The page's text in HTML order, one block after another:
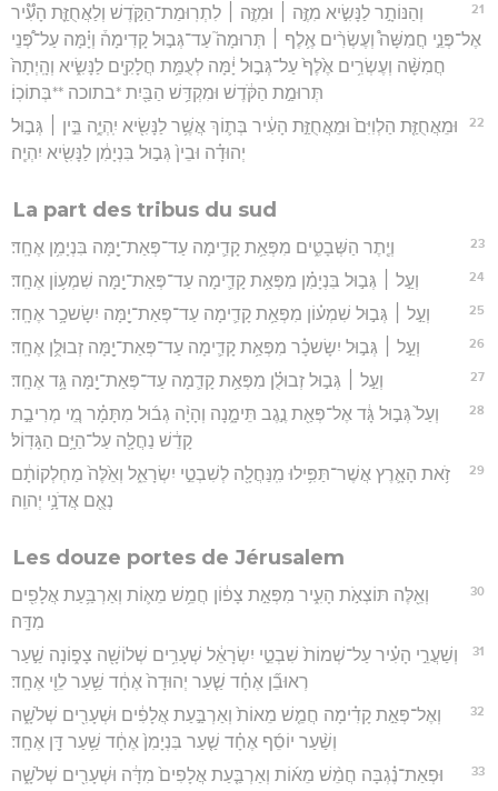
21
וְהַנּוֹתָ֣ר לַנָּשִׂ֣יא מִזֶּ֣ה ׀ וּמִזֶּ֣ה ׀ לִתְרֽוּמַת־הַקֹּ֣דֶשׁ וְלַאֲחֻזַּ֪ת הָעִ֟יר
אֶל־פְּנֵ֣י חֲמִשָּׁה֩ וְעֶשְׂרִ֨ים אֶ֥לֶף ׀ תְּרוּמָה֮ עַד־גְּב֣וּל קָדִימָה֒ וְיָ֗מָּה עַל־פְּ֠נֵי
חֲמִשָּׁ֨ה וְעֶשְׂרִ֥ים אֶ֙לֶף֙ עַל־גְּב֣וּל יָ֔מָּה לְעֻמַּ֥ת חֲלָקִ֖ים לַנָּשִׂ֑יא וְהָֽיְתָה֙
תְּרוּמַ֣ת הַקֹּ֔דֶשׁ וּמִקְדַּ֥שׁ הַבַּ֖יִת *בתוכה **בְּתוֹכֽוֹ׃
22
וּמֵאֲחֻזַּ֤ת הַלְוִיִּם֙ וּמֵאֲחֻזַּ֣ת הָעִ֔יר בְּת֛וֹךְ אֲשֶׁ֥ר לַנָּשִׂ֖יא יִֽהְיֶ֑ה בֵּ֣ין ׀ גְּב֣וּל
יְהוּדָ֗ה וּבֵין֙ גְּב֣וּל בִּנְיָמִ֔ן לַנָּשִׂ֖יא יִהְיֶֽה׃
La part des tribus du sud
23 וְיֶ֖תֶר הַשְּׁבָטִ֑ים מִפְּאַ֥ת קָדִ֛ימָה עַד־פְּאַת־יָ֖מָּה בִּנְיָמִ֥ן אֶחָֽד׃
24 וְעַ֣ל ׀ גְּב֣וּל בִּנְיָמִ֗ן מִפְּאַ֥ת קָדִ֛ימָה עַד־פְּאַת־יָ֖מָּה שִׁמְע֥וֹן אֶחָֽד׃
25 וְעַ֣ל ׀ גְּב֣וּל שִׁמְע֗וֹן מִפְּאַ֥ת קָדִ֛ימָה עַד־פְּאַת־יָ֖מָּה יִשָׂשכָ֥ר אֶחָֽד׃
26 וְעַ֣ל ׀ גְּב֣וּל יִשָׂשכָ֗ר מִפְּאַ֥ת קָדִ֛ימָה עַד־פְּאַת־יָ֖מָּה זְבוּלֻ֥ן אֶחָֽד׃
27 וְעַ֣ל ׀ גְּב֣וּל זְבוּלֻ֗ן מִפְּאַ֥ת קָדִ֛מָה עַד־פְּאַת־יָ֖מָּה גָּ֥ד אֶחָֽד׃
28
וְעַל֙ גְּב֣וּל גָּ֔ד אֶל־פְּאַ֖ת נֶ֣גֶב תֵּימָ֑נָה וְהָיָ֨ה גְב֜וּל מִתָּמָ֗ר מֵ֚י מְרִיבַ֣ת
קָדֵ֔שׁ נַחֲלָ֖ה עַל־הַיָּ֥ם הַגָּדֽוֹל׃
29
זֹ֥את הָאָ֛רֶץ אֲשֶׁר־תַּפִּ֥ילוּ מִֽנַּחֲלָ֖ה לְשִׁבְטֵ֣י יִשְׂרָאֵ֑ל וְאֵ֙לֶּה֙ מַחְלְקוֹתָ֔ם
נְאֻ֖ם אֲדֹנָ֥י יְהוִֽה׃
Les douze portes de Jérusalem
30
וְאֵ֖לֶּה תּוֹצְאֹ֣ת הָעִ֑יר מִפְּאַ֣ת צָפ֔וֹן חֲמֵ֥שׁ מֵא֛וֹת וְאַרְבַּ֥עַת אֲלָפִ֖ים
מִדָּֽה׃
31
וְשַׁעֲרֵ֣י הָעִ֗יר עַל־שְׁמוֹת֙ שִׁבְטֵ֣י יִשְׂרָאֵ֔ל שְׁעָרִ֥ים שְׁלוֹשָׁ֖ה צָפ֑וֹנָה שַׁ֣עַר
רְאוּבֵ֞ן אֶחָ֗ד שַׁ֤עַר יְהוּדָה֙ אֶחָ֔ד שַׁ֥עַר לֵוִ֖י אֶחָֽד׃
32
וְאֶל־פְּאַ֣ת קָדִ֗ימָה חֲמֵ֤שׁ מֵאוֹת֙ וְאַרְבַּ֣עַת אֲלָפִ֔ים וּשְׁעָרִ֖ים שְׁלֹשָׁ֑ה
וְשַׁ֨עַר יוֹסֵ֜ף אֶחָ֗ד שַׁ֤עַר בִּנְיָמִן֙ אֶחָ֔ד שַׁ֥עַר דָּ֖ן אֶחָֽד׃
33
וּפְאַת־נֶ֗גְבָּה חֲמֵ֨שׁ מֵא֜וֹת וְאַרְבַּ֤עַת אֲלָפִים֙ מִדָּ֔ה וּשְׁעָרִ֖ים שְׁלֹשָׁ֑ה